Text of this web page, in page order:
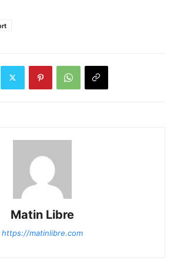
Matin Libre
https://matinlibre.com